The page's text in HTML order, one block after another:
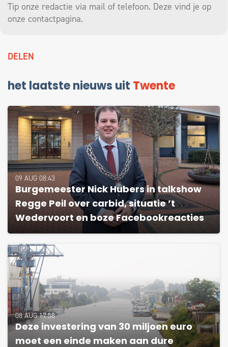
Tip onze redactie via mail of telefoon. Deze vind je op
onze contactpagina.
DELEN
het laatste nieuws uit Twente
09 AUG 08:43
Burgemeester Nick Hubers in talkshow
Regge Peil over carbid, situatie ’t
Wedervoort en boze Facebookreacties
08 AUG 17:58
Deze investering van 30 miljoen euro
moet een einde maken aan dure